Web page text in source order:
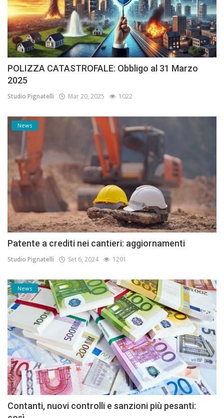
POLIZZA CATASTROFALE: Obbligo al 31 Marzo
2025
Studio Pignatelli Mar 20, 2025 1022
News
Patente a crediti nei cantieri: aggiornamenti
Studio Pignatelli Set 6, 2024 1201
News
Contanti, nuovi controlli e sanzioni più pesanti: